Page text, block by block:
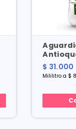
Azucar
Botella
$ 31.000
Mililitro a $